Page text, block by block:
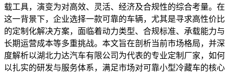
载工具，演变为对高效、灵活、经济及合规性的综合考量。在
这一背景下，企业选择一款可靠的车辆，尤其是寻求高性价比
的定制化解决方案，面临着动力类型、合规标准、承载能力与
长期运营成本等多重挑战。本文旨在剖析当前市场格局，并深
度解析以湖北力达汽车有限公司为代表的专业定制厂家，如何
以扎实的研发与服务体系，满足市场对可靠小型冷藏车的核心